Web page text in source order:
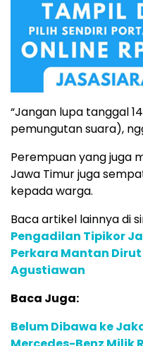
“Jangan lupa tanggal
pemungutan suara),
Perempuan yang juga
Jawa Timur juga
kepada warga.
Baca artikel lainnya di
Pengadilan Tipikor
Perkara Mantan
Agustiawan
Baca Juga:
Belum Dibawa ke